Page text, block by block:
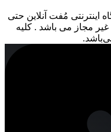
مُفت آنلاین حتی
مجاز می باشد . کلیه